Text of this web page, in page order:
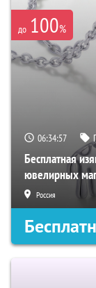
до 100%
06:34:57
Бесплатная
ювелирных
Россия